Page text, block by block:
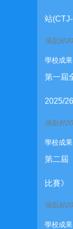
站
張貼於
學校成果
第一屆
2025/26
張貼於
學校成果
第二屆
比賽》
張貼於
學校成果